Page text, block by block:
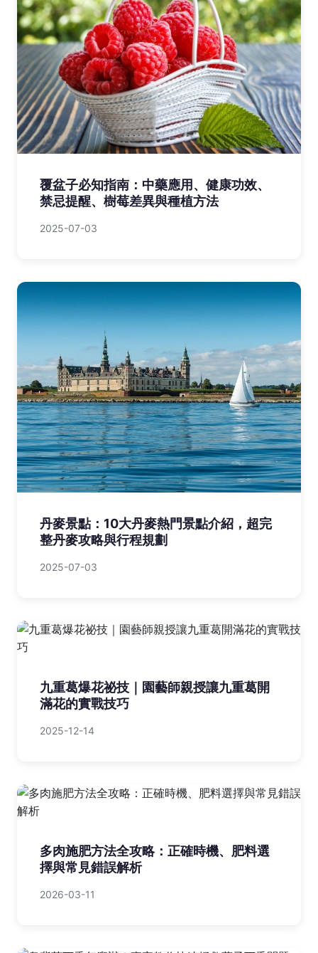
覆盆子必知指南：中藥應用、健康功效、
禁忌提醒、樹莓差異與種植方法
2025-07-03
丹麥景點：10大丹麥熱門景點介紹，超完
整丹麥攻略與行程規劃
2025-07-03
九重葛爆花祕技｜園藝師親授讓九重葛開
滿花的實戰技巧
2025-12-14
多肉施肥方法全攻略：正確時機、肥料選
擇與常見錯誤解析
2026-03-11